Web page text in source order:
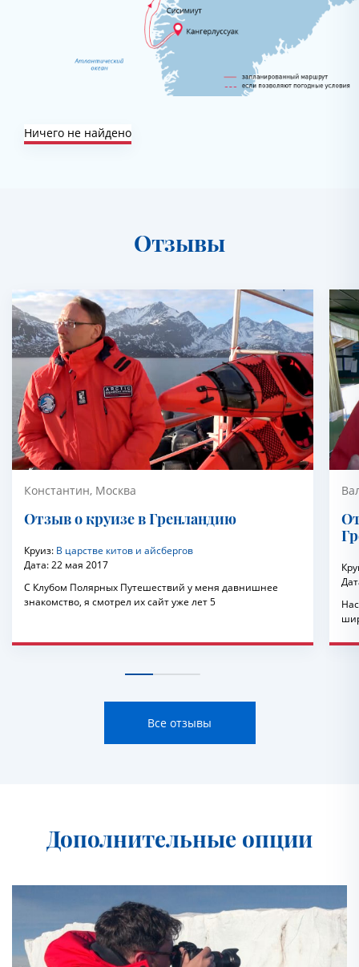
Ничего не найдено
Отзывы
Константин, Москва
Отзыв о круизе в Гренландию
Круиз: В царстве китов и айсбергов
Дата:22 мая 2017
С Клубом Полярных Путешествий у меня давнишнее
знакомство, я смотрел их сайт уже лет 5
Все отзывы
Дополнительные опции